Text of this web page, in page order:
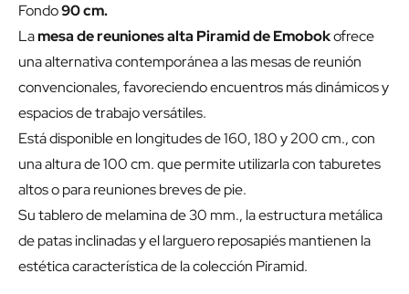
Fondo90 cm.
Lamesa de reuniones alta Piramid de Emobokofrece
una alternativa contemporánea a las mesas de reunión
convencionales, favoreciendo encuentros más dinámicos y
espacios de trabajo versátiles.
Está disponible en longitudes de 160, 180 y 200 cm., con
una altura de 100 cm. que permite utilizarla con taburetes
altos o para reuniones breves de pie.
Su tablero de melamina de 30 mm., la estructura metálica
de patas inclinadas y el larguero reposapiés mantienen la
estética característica de la colección Piramid.